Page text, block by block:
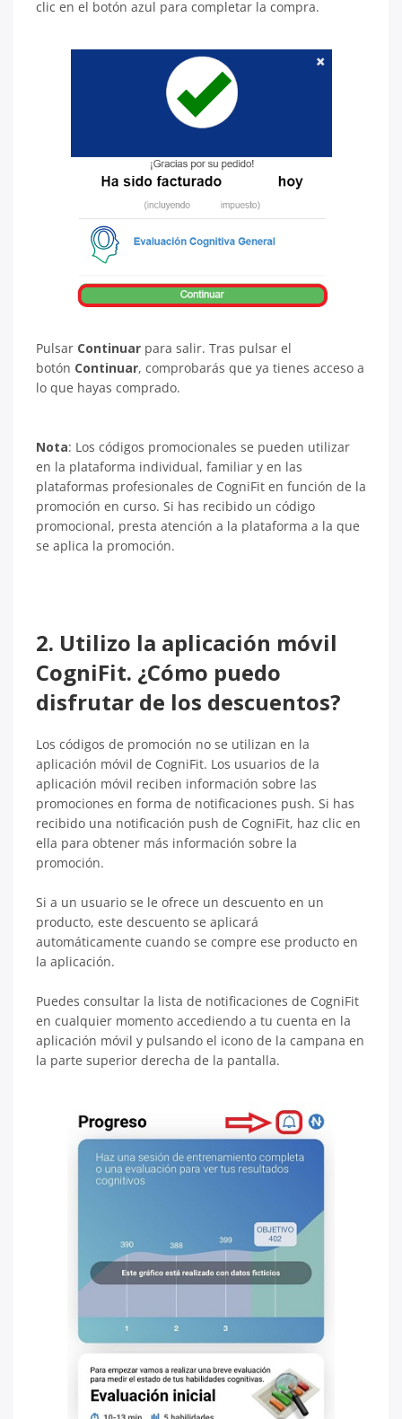
clic en el botón azul para completar la compra.
Pulsar Continuar para salir. Tras pulsar el
botón Continuar, comprobarás que ya tienes acceso a
lo que hayas comprado.
Nota: Los códigos promocionales se pueden utilizar
en la plataforma individual, familiar y en las
plataformas profesionales de CogniFit en función de la
promoción en curso. Si has recibido un código
promocional, presta atención a la plataforma a la que
se aplica la promoción.
2. Utilizo la aplicación móvil
CogniFit. ¿Cómo puedo
disfrutar de los descuentos?
Los códigos de promoción no se utilizan en la
aplicación móvil de CogniFit. Los usuarios de la
aplicación móvil reciben información sobre las
promociones en forma de notificaciones push. Si has
recibido una notificación push de CogniFit, haz clic en
ella para obtener más información sobre la
promoción.
Si a un usuario se le ofrece un descuento en un
producto, este descuento se aplicará
automáticamente cuando se compre ese producto en
la aplicación.
Puedes consultar la lista de notificaciones de CogniFit
en cualquier momento accediendo a tu cuenta en la
aplicación móvil y pulsando el icono de la campana en
la parte superior derecha de la pantalla.